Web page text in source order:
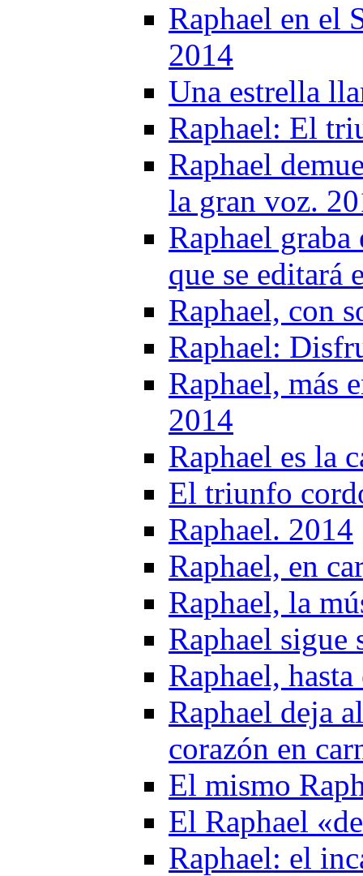
Raphael en el
2014
Una estrella
Raphael: El
Raphael
la gran voz.
Raphael
que se editará
Raphael, con
Raphael:
Raphael, más
2014
Raphael es la
El triunfo
Raphael. 2014
Raphael, en
Raphael, la
Raphael sigue
Raphael,
Raphael deja
corazón en
El mismo
El Raphael
Raphael: el